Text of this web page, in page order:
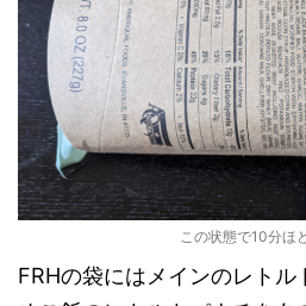
この状態で10分ほ
FRHの袋にはメインのレト